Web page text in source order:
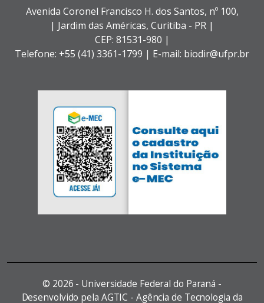
Avenida Coronel Francisco H. dos Santos, nº 100,
| Jardim das Américas, Curitiba - PR |
CEP: 81531-980 |
Telefone: +55 (41) 3361-1799 | E-mail: biodir@ufpr.br
© 2026 - Universidade Federal do Paraná -
Desenvolvido pela AGTIC - Agência de Tecnologia da